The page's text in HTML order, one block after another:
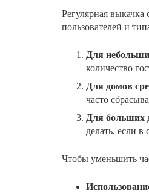
Регулярная выкачка
пользователей и
Для
количество
Для домов
часто
Для больших
делать, если в
Чтобы уменьшить